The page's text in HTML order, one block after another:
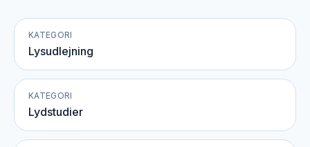
KATEGORI
Lysudlejning
KATEGORI
Lydstudier